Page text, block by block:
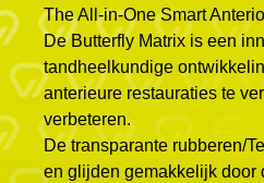
The All-in-One Smart
De Butterfly Matrix is ​​een
tandheelkundige
anterieure restauraties te
verbeteren.
De transparante rubberen/
en glijden gemakkelijk door